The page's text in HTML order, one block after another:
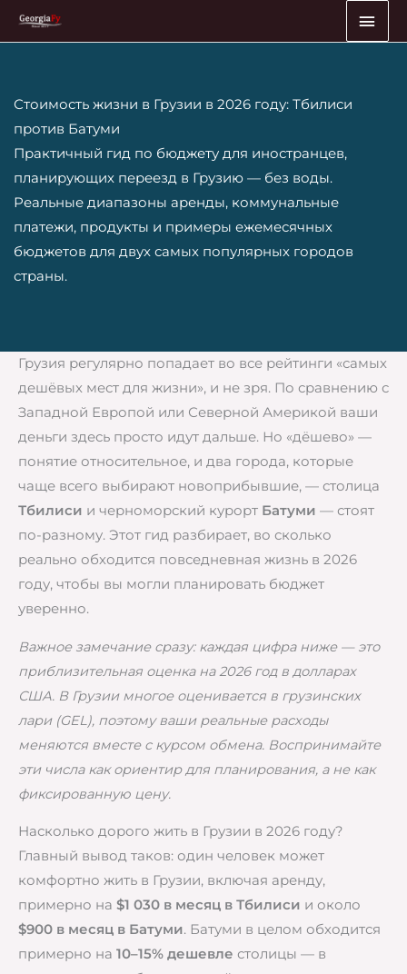
Перейти
Стоимость жизни в Грузии в 2026 году: Тбилиси
против Батуми
Практичный гид по бюджету для иностранцев,
планирующих переезд в Грузию — без воды.
Реальные диапазоны аренды, коммунальные
платежи, продукты и примеры ежемесячных
бюджетов для двух самых популярных городов
страны.
Грузия регулярно попадает во все рейтинги «самых
дешёвых мест для жизни», и не зря. По сравнению с
Западной Европой или Северной Америкой ваши
деньги здесь просто идут дальше. Но «дёшево» —
понятие относительное, и два города, которые
чаще всего выбирают новоприбывшие, — столица
Тбилиси и черноморский курорт Батуми — стоят
по-разному. Этот гид разбирает, во сколько
реально обходится повседневная жизнь в 2026
году, чтобы вы могли планировать бюджет
уверенно.
Важное замечание сразу: каждая цифра ниже — это
приблизительная оценка на 2026 год в долларах
США. В Грузии многое оценивается в грузинских
лари (GEL), поэтому ваши реальные расходы
меняются вместе с курсом обмена. Воспринимайте
эти числа как ориентир для планирования, а не как
фиксированную цену.
Насколько дорого жить в Грузии в 2026 году?
Главный вывод таков: один человек может
комфортно жить в Грузии, включая аренду,
примерно на $1 030 в месяц в Тбилиси и около
$900 в месяц в Батуми. Батуми в целом обходится
примерно на 10–15% дешевле столицы — в